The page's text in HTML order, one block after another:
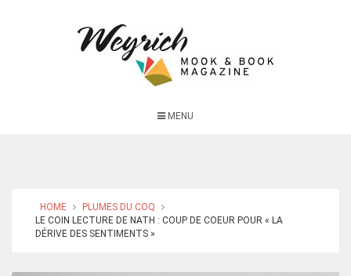
MENU
HOME
PLUMES DU COQ
LE COIN LECTURE DE NATH : COUP DE COEUR POUR « LA
DÉRIVE DES SENTIMENTS »